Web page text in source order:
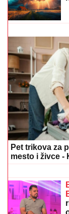
"HTEO SAM
Kralj otkrio ko
iz života: